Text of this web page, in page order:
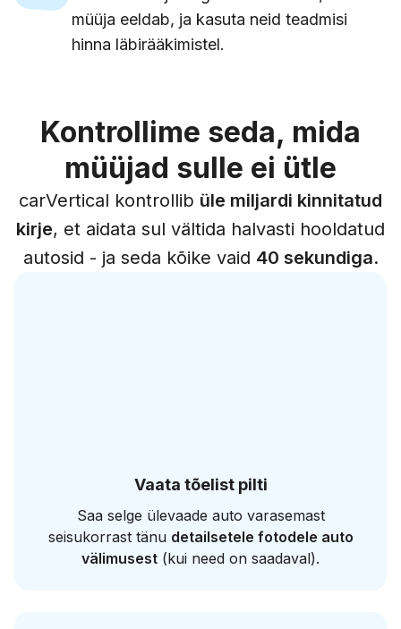
müüja eeldab, ja kasuta neid teadmisi
hinna läbirääkimistel.
Kontrollime seda, mida
müüjad sulle ei ütle
carVertical kontrollib üle miljardi kinnitatud
kirje, et aidata sul vältida halvasti hooldatud
autosid - ja seda kõike vaid 40 sekundiga.
Vaata tõelist pilti
Saa selge ülevaade auto varasemast
seisukorrast tänu detailsetele fotodele auto
välimusest (kui need on saadaval).